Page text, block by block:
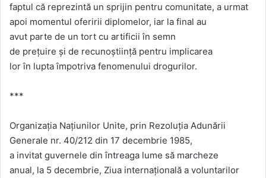
faptul că reprezintă un sprijin pentru comunitate, a urmat
apoi momentul oferirii diplomelor, iar la final au
avut parte de un tort cu artificiiîn semn
de prețuire și de recunoștiință pentru implicarea
lorîn lupta împotriva fenomenului drogurilor.
***
Organizaţia Naţiunilor Unite, prin Rezoluţia Adunării
Generale nr. 40/212 din 17 decembrie 1985,
a invitat guvernele din întreaga lume să marcheze
anual, la 5 decembrie, Ziua internaţională a voluntarilor